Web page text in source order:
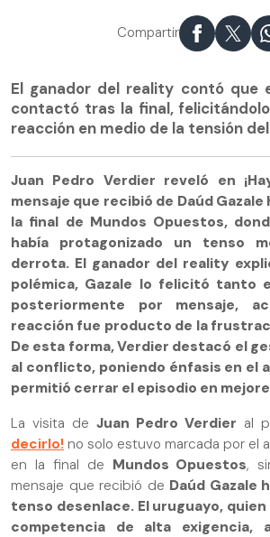
Compartir
El ganador del reality contó que
contactó tras la final,
reacción en medio de la tensión
Juan Pedro Verdier reveló en
mensaje que recibió de Daúd
la final de Mundos Opuestos,
había protagonizado un tenso
derrota. El ganador del reality
polémica, Gazale lo felicitó tanto
posteriormente por mensaje,
reacción fue producto de la
De esta forma, Verdier destacó el
al conflicto, poniendo énfasis en el
permitió cerrar el episodio en
La visita de Juan Pedro Verdier al
decirlo! no solo estuvo marcada por el
en la final de Mundos Opuestos,
mensaje que recibió de Daúd Gazale
tenso desenlace. El uruguayo,
competencia de alta exigencia,